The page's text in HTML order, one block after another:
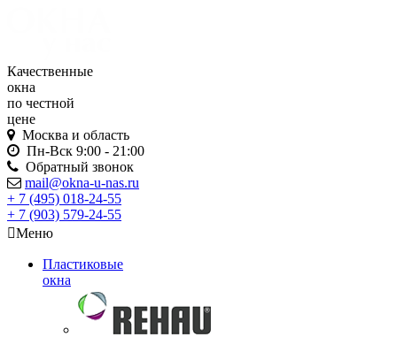
Качественные
окна
по честной
цене
Москва и область
Пн-Вск 9:00 - 21:00
Обратный звонок
mail@okna-u-nas.ru
+ 7 (495) 018-24-55
+ 7 (903) 579-24-55
Меню
Пластиковые
окна